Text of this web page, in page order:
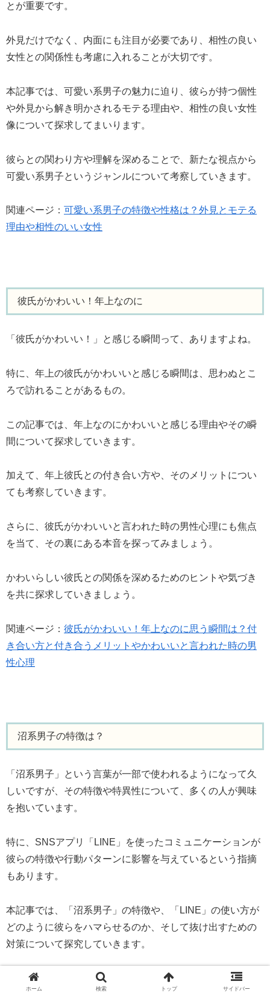
とが重要です。
外見だけでなく、内面にも注目が必要であり、相性の良い
女性との関係性も考慮に入れることが大切です。
本記事では、可愛い系男子の魅力に迫り、彼らが持つ個性
や外見から解き明かされるモテる理由や、相性の良い女性
像について探求してまいります。
彼らとの関わり方や理解を深めることで、新たな視点から
可愛い系男子というジャンルについて考察していきます。
関連ページ： 可愛い系男子の特徴や性格は？外見とモテる
理由や相性のいい女性
彼氏がかわいい！年上なのに
「彼氏がかわいい！」と感じる瞬間って、ありますよね。
特に、年上の彼氏がかわいいと感じる瞬間は、思わぬとこ
ろで訪れることがあるもの。
この記事では、年上なのにかわいいと感じる理由やその瞬
間について探求していきます。
加えて、年上彼氏との付き合い方や、そのメリットについ
ても考察していきます。
さらに、彼氏がかわいいと言われた時の男性心理にも焦点
を当て、その裏にある本音を探ってみましょう。
かわいらしい彼氏との関係を深めるためのヒントや気づき
を共に探求していきましょう。
関連ページ： 彼氏がかわいい！年上なのに思う瞬間は？付
き合い方と付き合うメリットやかわいいと言われた時の男
性心理
沼系男子の特徴は？
「沼系男子」という言葉が一部で使われるようになって久
しいですが、その特徴や特異性について、多くの人が興味
を抱いています。
特に、SNSアプリ「LINE」を使ったコミュニケーションが
彼らの特徴や行動パターンに影響を与えているという指摘
もあります。
本記事では、「沼系男子」の特徴や、「LINE」の使い方が
どのように彼らをハマらせるのか、そして抜け出すための
対策について探究していきます。
彼らの行動の背景や特徴を理解することで、より建設的な
ホーム 検索 トップ サイドバー